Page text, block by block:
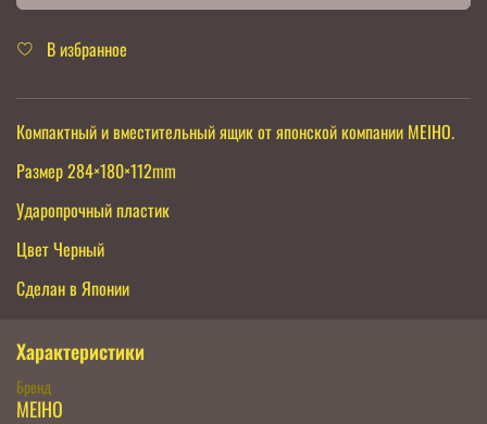
В избранное
Компактный и вместительный ящик от японской компании MEIHO.
Размер 284×180×112mm
Ударопрочный пластик
Цвет Черный
Сделан в Японии
Характеристики
Бренд
MEIHO